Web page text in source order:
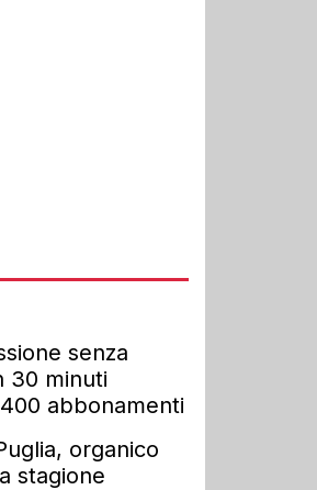
senza
30 minuti
abbonamenti
organico
stagione